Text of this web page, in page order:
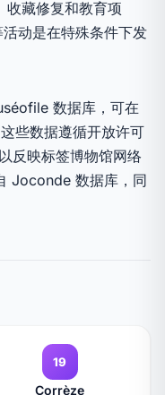
收藏修复和教育项
动是在特殊条件下发
数据库，可在
些数据遵循开放许可
反映标签博物馆网络
Joconde 数据库，同
19
Corrèze